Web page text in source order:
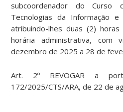
subcoordenador do Curso
Tecnologias da Informação e
atribuindo-lhes duas (2)
horária administrativa, com
dezembro de 2025 a 28 de
Art. 2º REVOGAR a
172/2025/CTS/ARA, de 22 de